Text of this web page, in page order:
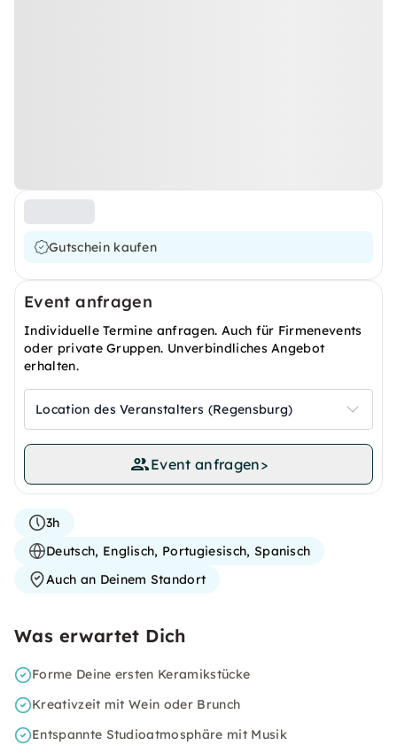
Gutschein kaufen
Event anfragen
Individuelle Termine anfragen. Auch für Firmenevents
oder private Gruppen. Unverbindliches Angebot
erhalten.
Location des Veranstalters (Regensburg)
Event anfragen>
3h
Deutsch, Englisch, Portugiesisch, Spanisch
Auch an Deinem Standort
Was erwartet Dich
Forme Deine ersten Keramikstücke
Kreativzeit mit Wein oder Brunch
Entspannte Studioatmosphäre mit Musik